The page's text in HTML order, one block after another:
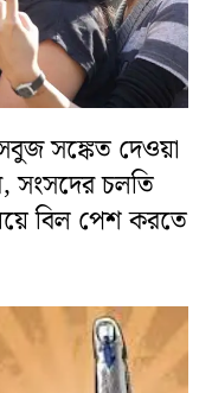
সবুজ সঙ্কেত দেওয়া
সংসদের চলতি
বিল পেশ করতে